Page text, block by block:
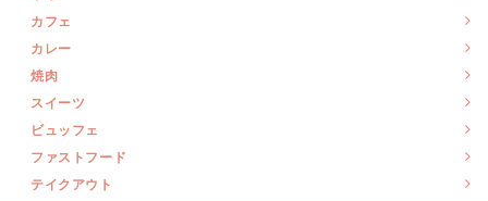
カフェ
カレー
焼肉
スイーツ
ビュッフェ
ファストフード
テイクアウト